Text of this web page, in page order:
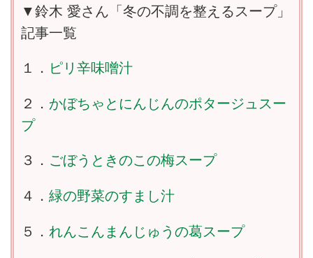
▼鈴木 愛さん「冬の不調を整えるスープ」
記事一覧
１． ピリ辛味噌汁
２． かぼちゃとにんじんのポタージュスー
プ
３． ごぼうときのこの梅スープ
４． 緑の野菜のすまし汁
５． れんこんまんじゅうの葛スープ